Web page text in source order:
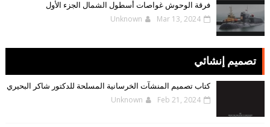
فرقة الوحوش غواصات أسطول الشمال الجزء الأول
Unknown Mar 13, 2024
تصميم إنشائي
كتاب تصميم المنشآت الخرسانية المسلحة للدكتور شاكر البحيري
Unknown Feb 21, 2024